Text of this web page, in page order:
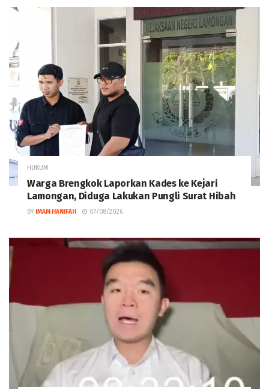
HUKUM
Warga Brengkok Laporkan Kades ke Kejari
Lamongan, Diduga Lakukan Pungli Surat Hibah
BY IMAM HANIFAH 07/08/2026